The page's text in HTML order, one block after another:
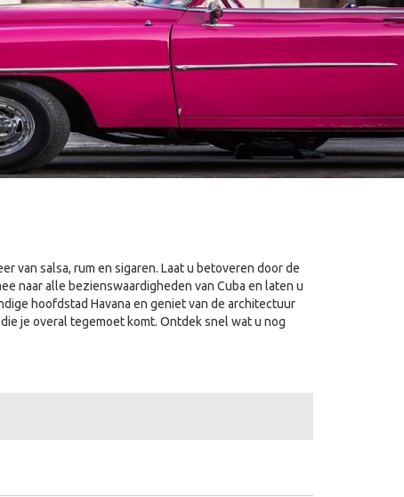
van salsa, rum en sigaren. Laat u betoveren door de
naar alle bezienswaardigheden van Cuba en laten u
hoofdstad Havana en geniet van de architectuur
je overal tegemoet komt. Ontdek snel wat u nog